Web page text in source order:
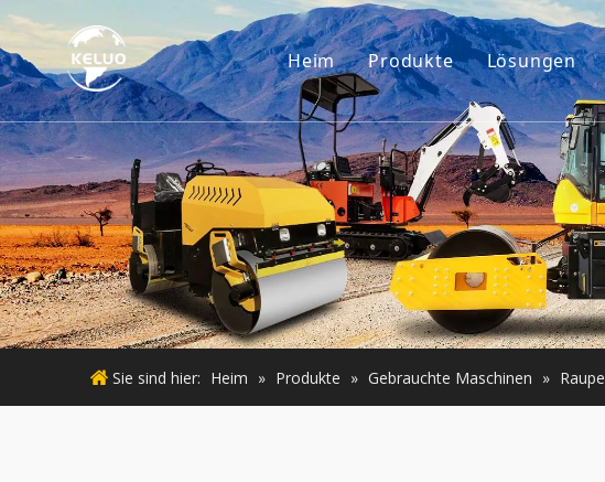
Heim Produkte
Motor
Baggerzubehör
Kleine Baumaschinen
Gebrauchter Motor
Gebrauchte Maschinen
Lösungen
Sie sind hier: Heim » Produkte » Gebrauchte Maschinen » Raupe